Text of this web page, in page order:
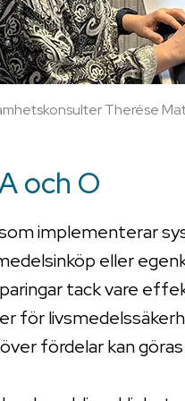
Therése
och O
implementerar
eller
tack vare
för
fördelar kan göras